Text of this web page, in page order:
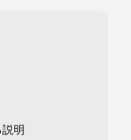
明